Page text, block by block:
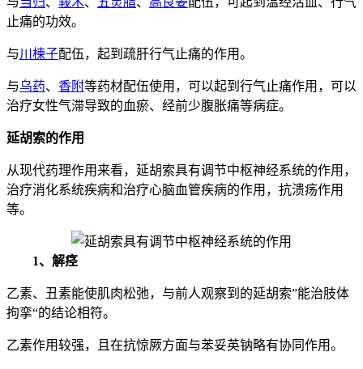
止痛的功效。
与川楝子配伍，起到疏肝行气止痛的作用。
与乌药、 香附等药材配伍使用，可以起到行气止痛作用，可以
治疗女性气滞导致的血瘀、经前少腹胀痛等病症。
延胡索的作用
从现代药理作用来看，延胡索具有调节中枢神经系统的作用，
治疗消化系统疾病和治疗心脑血管疾病的作用，抗溃疡作用
等。
1、解痉
乙素、丑素能使肌肉松弛，与前人观察到的延胡索”能治肢体
拘挛“的结论相符。
乙素作用较强，且在抗惊厥方面与苯妥英钠略有协同作用。